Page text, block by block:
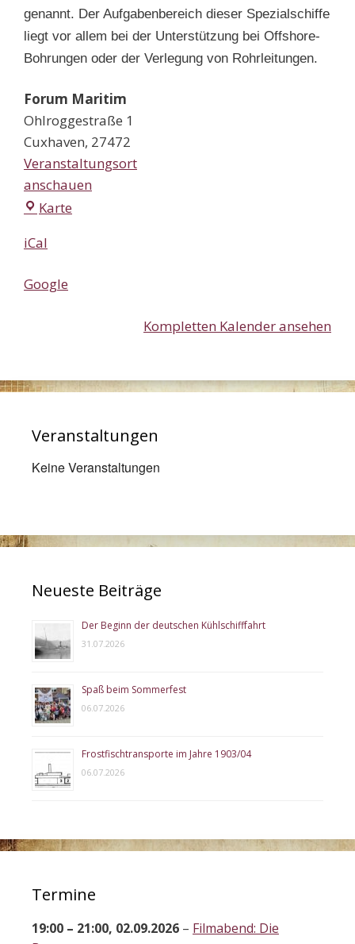
genannt. Der Aufgabenbereich dieser Spezialschiffe
liegt vor allem bei der Unterstützung bei Offshore-
Bohrungen oder der Verlegung von Rohrleitungen.
Forum Maritim
Ohlroggestraße 1
Cuxhaven, 27472
Veranstaltungsort
anschauen
Karte
iCal
Google
Kompletten Kalender ansehen
Veranstaltungen
Keine Veranstaltungen
Neueste Beiträge
Der Beginn der deutschen Kühlschifffahrt
31.07.2026
Spaß beim Sommerfest
06.07.2026
Frostfischtransporte im Jahre 1903/04
06.07.2026
Termine
19:00 – 21:00, 02.09.2026 – Filmabend: Die